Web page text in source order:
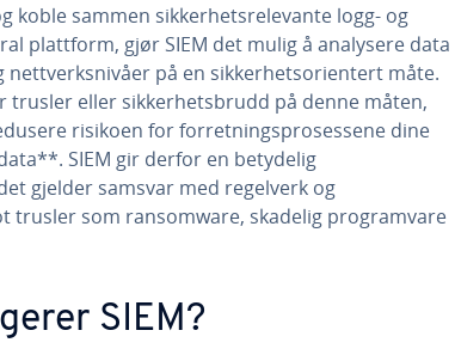
koble sammen sikkerhetsrelevante logg- og
plattform, gjør SIEM det mulig å analysere data
nettverksnivåer på en sikkerhetsorientert måte.
trusler eller sikkerhetsbrudd på denne måten,
risikoen for forretningsprosessene dine
SIEM gir derfor en betydelig
gjelder samsvar med regelverk og
trusler som ransomware, skadelig programvare
SIEM?